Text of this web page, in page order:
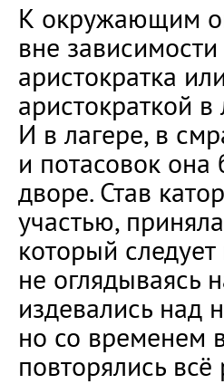
К окружающим
вне
аристократка
аристократкой
И в лагере, в
и потасовок
дворе. Став
участью,
который
не оглядываясь
издевались над
но со временем
повторялись всё